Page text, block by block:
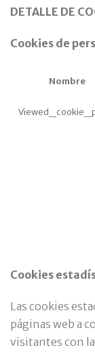
DETALLE DE
Cookies de
Nombre
Cookies
Las cookies
páginas web a
visitantes con